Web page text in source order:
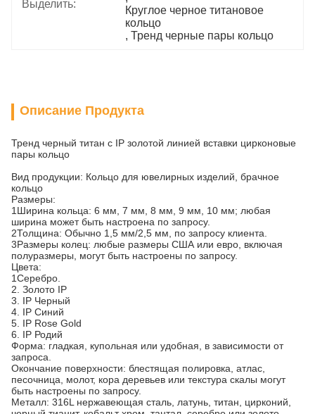
Выделить:
Круглое черное титановое
кольцо
, Тренд черные пары кольцо
Описание Продукта
Тренд черный титан с IP золотой линией вставки цирконовые
пары кольцо
Вид продукции: Кольцо для ювелирных изделий, брачное
кольцо
Размеры:
1Ширина кольца: 6 мм, 7 мм, 8 мм, 9 мм, 10 мм; любая
ширина может быть настроена по запросу.
2Толщина: Обычно 1,5 мм/2,5 мм, по запросу клиента.
3Размеры колец: любые размеры США или евро, включая
полуразмеры, могут быть настроены по запросу.
Цвета:
1Серебро.
2. Золото IP
3. IP Черный
4. IP Синий
5. IP Rose Gold
6. IP Родий
Форма: гладкая, купольная или удобная, в зависимости от
запроса.
Окончание поверхности: блестящая полировка, атлас,
песочница, молот, кора деревьев или текстура скалы могут
быть настроены по запросу.
Металл: 316L нержавеющая сталь, латунь, титан, цирконий,